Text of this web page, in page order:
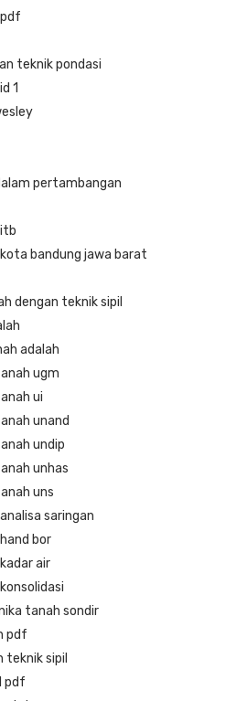
teknik pondasi
1
pertambangan
bandung jawa barat
dengan teknik sipil
adalah
ugm
ui
unand
undip
unhas
uns
saringan
bor
air
tanah sondir
pdf
teknik sipil
pdf